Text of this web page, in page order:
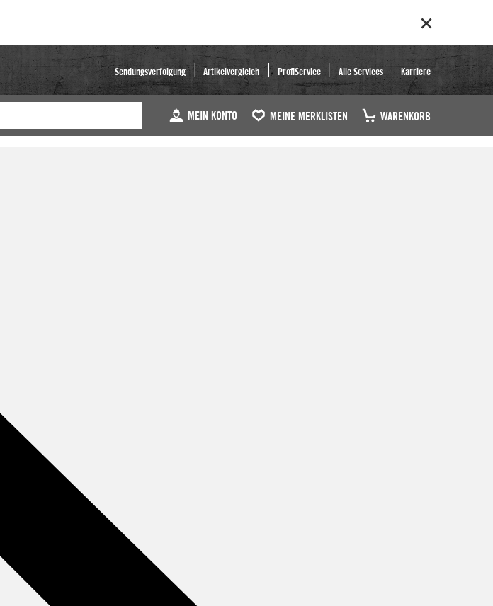
Sendungsverfolgung Artikelvergleich ProfiService Alle Services Karriere
MEIN KONTO MEINE MERKLISTEN WARENKORB